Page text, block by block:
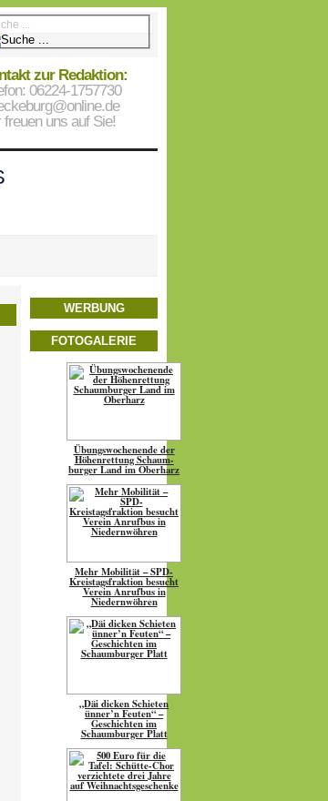
zur Redaktion:
06224-1757730
freuen uns auf Sie!
WERBUNG
FOTOGALERIE
Übungs­wo­chen­ende der
Höhen­ret­tung Schaum­
burger Land im Oberharz
Mehr Mobilität – SPD-
Kreistagsfraktion besucht
Verein Anrufbus in
Niedernwöhren
„Däi dicken Schieten
ünner’n Feuten“ –
Geschichten im
Schaumburger Platt